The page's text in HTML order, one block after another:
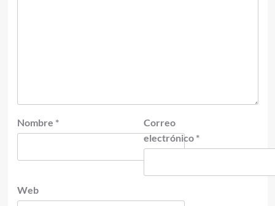
Nombre *
Correo
electrónico *
Web